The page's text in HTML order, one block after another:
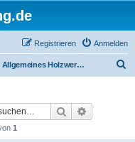
Anmelden
Registrieren
Allgemeines Holzwerkerforum - das laute Forum
Suche
1